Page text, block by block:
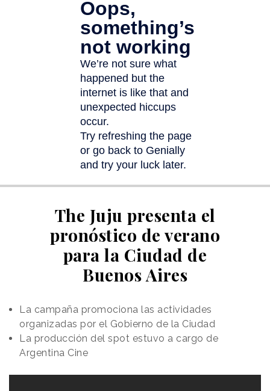
The Juju presenta el
pronóstico de verano
para la Ciudad de
Buenos Aires
La campaña promociona las actividades
organizadas por el Gobierno de la Ciudad
La producción del spot estuvo a cargo de
Argentina Cine